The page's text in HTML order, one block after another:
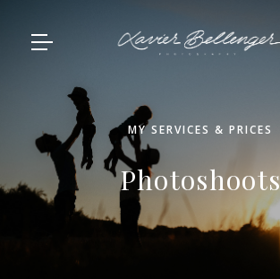
MY SERVICES & PRICES
Photoshoots